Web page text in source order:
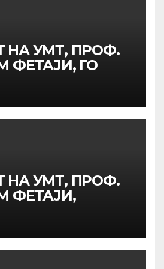
И
ГРАЃАНСТВО
НА УМТ, ПРОФ.
ФЕТАЈИ, ГО
ОФИЦИЈАЛНА
НА АД МЕПСО,
ЛАТИФИ
НА УМТ, ПРОФ.
ФЕТАЈИ,
СРЕДБА
ОД
SUBÜ ОД
ПРОФ. Д-Р